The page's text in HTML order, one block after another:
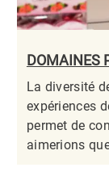
DOMAINES
La diversité
expériences
permet de
aimerions